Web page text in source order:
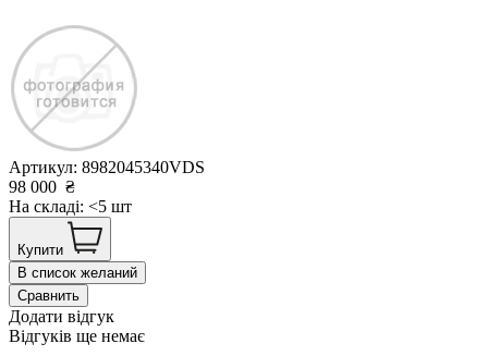
Артикул: 8982045340VDS
98 000 ₴
На складі: <5 шт
Купити
В список желаний
Сравнить
Додати відгук
Відгуків ще немає